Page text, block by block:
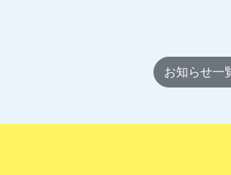
お知らせ一